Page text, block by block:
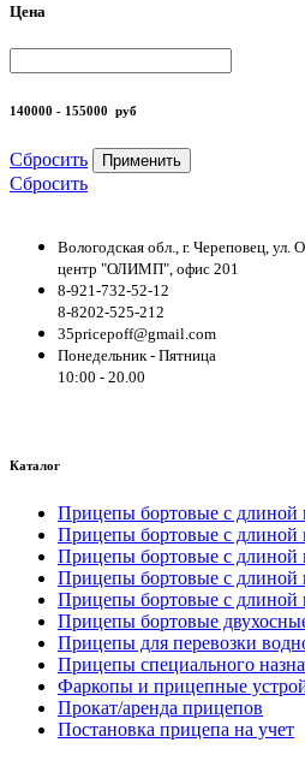
Цена
140000 - 155000 руб
Сбросить Применить
Сбросить
Вологодская обл., г. Череповец,
центр "ОЛИМП", офис 201
8-921-732-52-12
8-8202-525-212
35pricepoff@gmail.com
Понедельник - Пятница
10:00 - 20.00
Каталог
Прицепы бортовые с длиной
Прицепы бортовые с длиной
Прицепы бортовые с длиной
Прицепы бортовые с длиной
Прицепы бортовые с длиной
Прицепы бортовые
Прицепы для перевозки
Прицепы специального
Фаркопы и прицепные
Прокат/аренда прицепов
Постановка прицепа на учет